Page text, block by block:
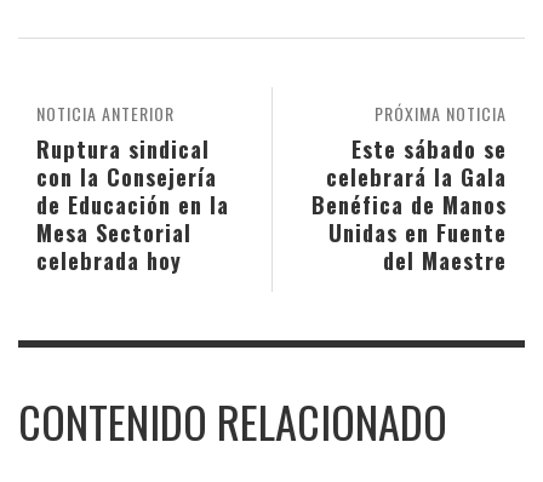
PRÓXIMA NOTICIA
Este sábado se
celebrará la Gala
Benéfica de Manos
Unidas en Fuente
del Maestre
NOTICIA ANTERIOR
Ruptura sindical
con la Consejería
de Educación en la
Mesa Sectorial
celebrada hoy
CONTENIDO RELACIONADO